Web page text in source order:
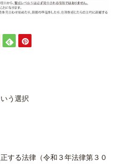
う選択
する法律（令和３年法律第３０